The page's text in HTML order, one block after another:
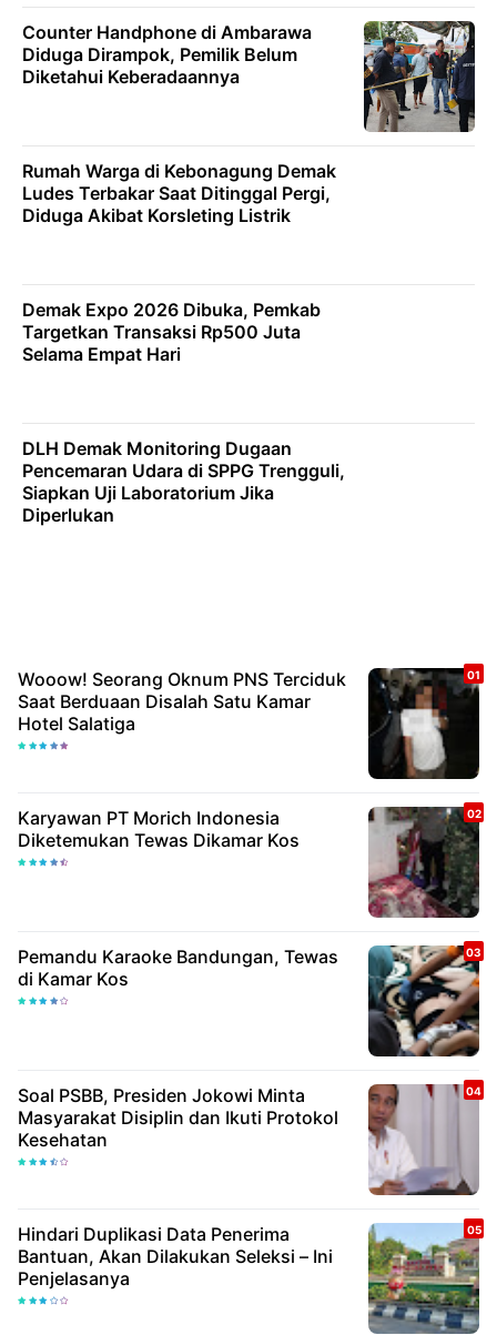
Counter Handphone di Ambarawa
Diduga Dirampok, Pemilik Belum
Diketahui Keberadaannya
Rumah Warga di Kebonagung Demak
Ludes Terbakar Saat Ditinggal Pergi,
Diduga Akibat Korsleting Listrik
Demak Expo 2026 Dibuka, Pemkab
Targetkan Transaksi Rp500 Juta
Selama Empat Hari
DLH Demak Monitoring Dugaan
Pencemaran Udara di SPPG Trengguli,
Siapkan Uji Laboratorium Jika
Diperlukan
Wooow! Seorang Oknum PNS Terciduk
Saat Berduaan Disalah Satu Kamar
Hotel Salatiga
Karyawan PT Morich Indonesia
Diketemukan Tewas Dikamar Kos
Pemandu Karaoke Bandungan, Tewas
di Kamar Kos
Soal PSBB, Presiden Jokowi Minta
Masyarakat Disiplin dan Ikuti Protokol
Kesehatan
Hindari Duplikasi Data Penerima
Bantuan, Akan Dilakukan Seleksi – Ini
Penjelasanya